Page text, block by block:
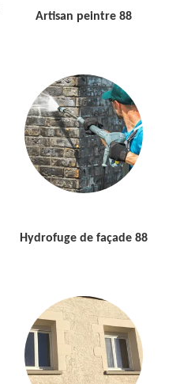
Artisan peintre 88
Hydrofuge de façade 88